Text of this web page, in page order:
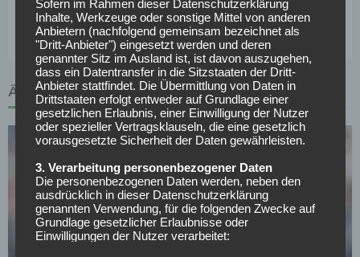
erneut auf den Platz bringen wird.
ÄHNLICHE ARTIKEL
BUNDESLIGA
Courtois begrüßt Van Bommel als neuen Belgien-
Sofern im Rahmen dieser Datenschutzerklärung
Inhalte, Werkzeuge oder sonstige Mittel von anderen
Anbietern (nachfolgend gemeinsam bezeichnet als
"Dritt-Anbieter") eingesetzt werden und deren
genannter Sitz im Ausland ist, ist davon auszugehen,
dass ein Datentransfer in die Sitzstaaten der Dritt-
Anbieter stattfindet. Die Übermittlung von Daten in
Drittstaaten erfolgt entweder auf Grundlage einer
gesetzlichen Erlaubnis, einer Einwilligung der Nutzer
oder spezieller Vertragsklauseln, die eine gesetzlich
vorausgesetzte Sicherheit der Daten gewährleisten.
3. Verarbeitung personenbezogener Daten
Die personenbezogenen Daten werden, neben den
ausdrücklich in dieser Datenschutzerklärung
genannten Verwendung, für die folgenden Zwecke auf
Grundlage gesetzlicher Erlaubnisse oder
Einwilligungen der Nutzer verarbeitet: